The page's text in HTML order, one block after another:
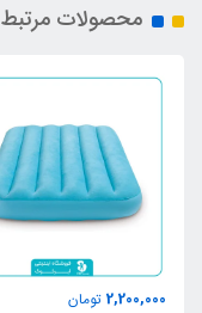
محصولات مرتبط
2,200,000 تومان